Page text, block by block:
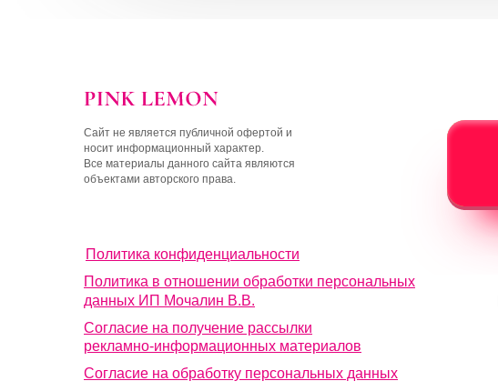
Сайт не является публичной офертой и
носит информационный характер.
Все материалы данного сайта являются
объектами авторского права.
Политика конфиденциальности
Согласие на получение рассылки
рекламно-информационных материалов
Согласие на обработку персональных данных
Политика в отношении обработки персональных
данных ИП Мочалин В.В.